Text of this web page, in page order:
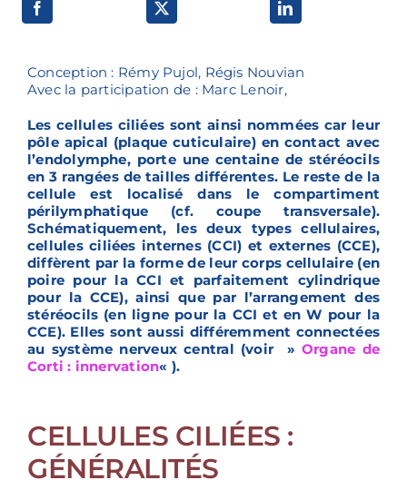
Voies de recherche
Conception : Rémy Pujol, Régis Nouvian
Avec la participation de : Marc Lenoir,
Les cellules ciliées sont ainsi nommées car leur
pôle apical (plaque cuticulaire) en contact avec
l’endolymphe, porte une centaine de stéréocils
en 3 rangées de tailles différentes. Le reste de la
cellule est localisé dans le compartiment
périlymphatique (cf. coupe transversale).
Schématiquement, les deux types cellulaires,
cellules ciliées internes (CCI) et externes (CCE),
diffèrent par la forme de leur corps cellulaire (en
poire pour la CCI et parfaitement cylindrique
pour la CCE), ainsi que par l’arrangement des
stéréocils (en ligne pour la CCI et en W pour la
CCE). Elles sont aussi différemment connectées
au système nerveux central (voir »Organe de
Corti : innervation« ).
CELLULES CILIÉES :
GÉNÉRALITÉS